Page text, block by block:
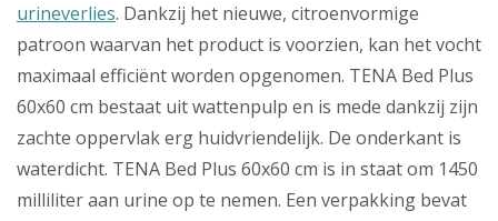
urineverlies. Dankzij het nieuwe, citroenvormige
patroon waarvan het product is voorzien, kan het vocht
maximaal efficiënt worden opgenomen. TENA Bed Plus
60x60 cm bestaat uit wattenpulp en is mede dankzij zijn
zachte oppervlak erg huidvriendelijk. De onderkant is
waterdicht. TENA Bed Plus 60x60 cm is in staat om 1450
milliliter aan urine op te nemen. Een verpakking bevat